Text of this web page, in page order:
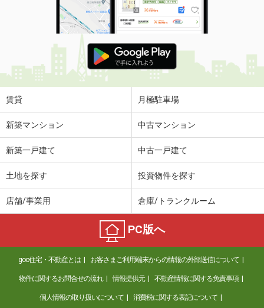
賃貸 月極駐車場
新築マンション 中古マンション
新築一戸建て 中古一戸建て
土地を探す 投資物件を探す
店舗/事業用 倉庫/トランクルーム
PC版へ
goo住宅・不動産とは お客さまご利用端末からの情報の外部送信について
物件に関するお問合せの流れ 情報提供元 不動産情報に関する免責事項
個人情報の取り扱いについて 消費税に関する表記について